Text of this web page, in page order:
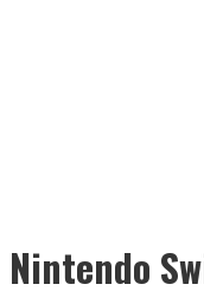
Nintendo